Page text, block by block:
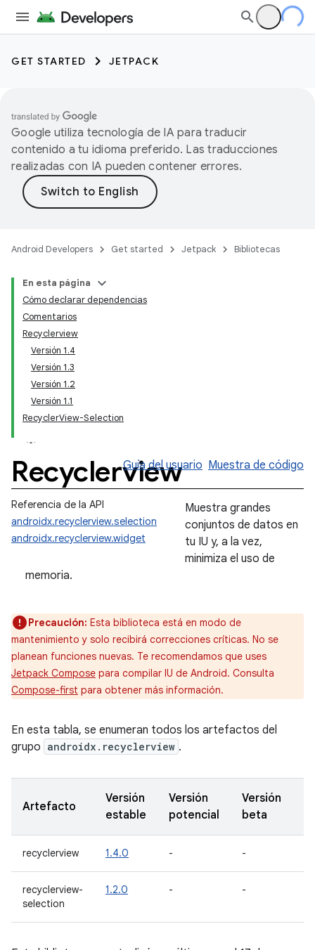
GET STARTED JETPACK
Google utiliza tecnología de IA para traducir
contenido a tu idioma preferido. Las traducciones
realizadas con IA pueden contener errores.
Android Developers Get started Jetpack Bibliotecas
En esta página
Cómo declarar dependencias
Comentarios
Recyclerview
Versión 1.4
Versión 1.3
Versión 1.2
Versión 1.1
RecyclerView-Selection
Recyclerview
Guía del usuario Muestra de código
Referencia de la API
androidx.recyclerview.selection
androidx.recyclerview.widget
Muestra grandes
conjuntos de datos en
tu IU y, a la vez,
minimiza el uso de
memoria.
Precaución: Esta biblioteca está en modo de
mantenimiento y solo recibirá correcciones críticas. No se
planean funciones nuevas. Te recomendamos que uses
Jetpack Compose para compilar IU de Android. Consulta
Compose-first para obtener más información.
En esta tabla, se enumeran todos los artefactos del
grupo androidx.recyclerview .
Artefacto
Versión
estable
Versión
potencial
Versión
beta
recyclerview 1.4.0 - -
recyclerview-
selection
1.2.0 - -